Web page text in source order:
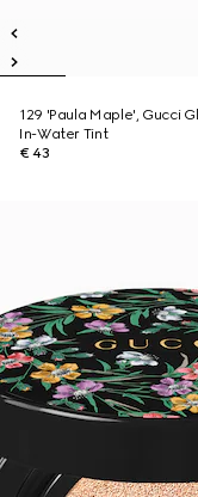
129 'Paula Maple', Gucci
In-Water Tint
€ 43